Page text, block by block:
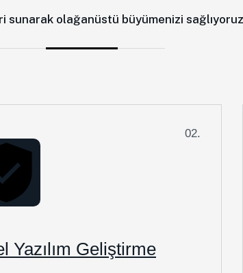
sunarak olağanüstü büyümenizi sağlıyoruz
02.
Yazılım Geliştirme